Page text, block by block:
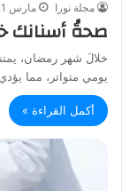
مجلة نورا مارس 21, 2024
صحةُ أسنانك
خلالَ شهر رمضان،
يومي متواتر، مما
أكمل القراءة »